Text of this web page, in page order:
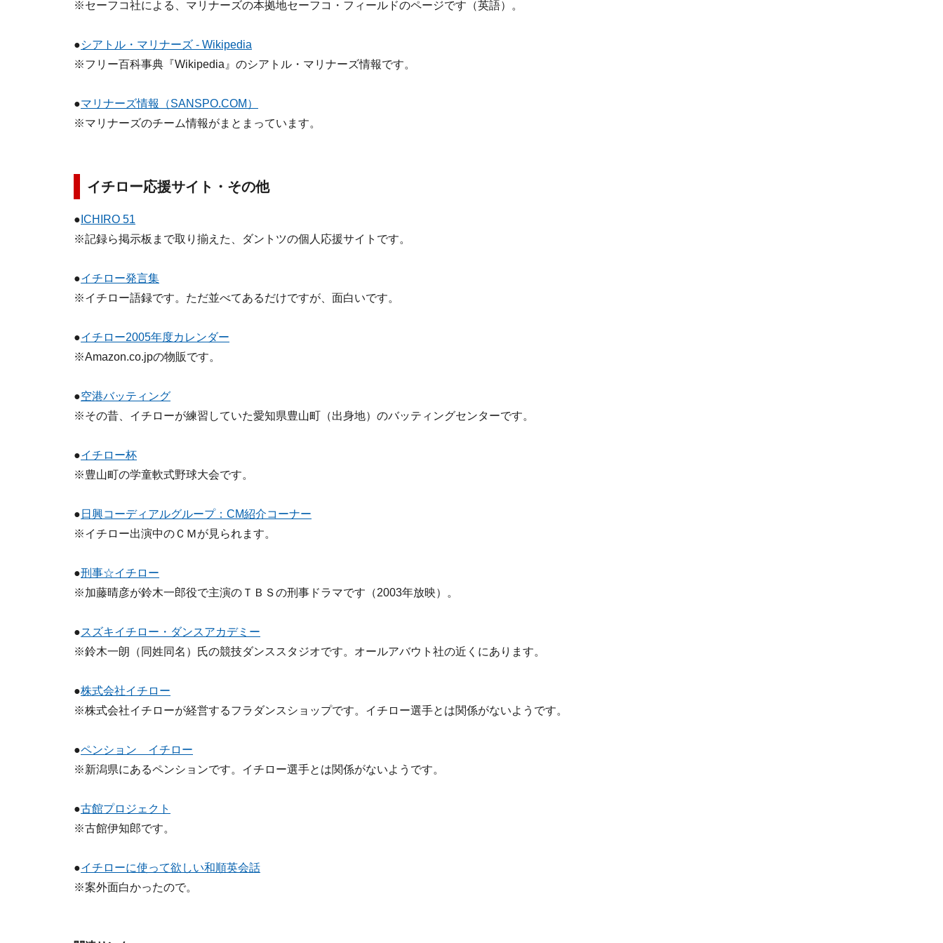
※セーフコ社による、マリナーズの本拠地セーフコ・フィールドのページです（英語）。
●シアトル・マリナーズ - Wikipedia
※フリー百科事典『Wikipedia』のシアトル・マリナーズ情報です。
●マリナーズ情報（SANSPO.COM）
※マリナーズのチーム情報がまとまっています。
イチロー応援サイト・その他
● ICHIRO 51
※記録ら掲示板まで取り揃えた、ダントツの個人応援サイトです。
●イチロー発言集
※イチロー語録です。ただ並べてあるだけですが、面白いです。
●イチロー2005年度カレンダー
※Amazon.co.jpの物販です。
●空港バッティング
※その昔、イチローが練習していた愛知県豊山町（出身地）のバッティングセンターです。
●イチロー杯
※豊山町の学童軟式野球大会です。
● 日興コーディアルグループ：CM紹介コーナー
※イチロー出演中のＣＭが見られます。
●刑事☆イチロー
※加藤晴彦が鈴木一郎役で主演のＴＢＳの刑事ドラマです（2003年放映）。
●スズキイチロー・ダンスアカデミー
※鈴木一朗（同姓同名）氏の競技ダンススタジオです。オールアバウト社の近くにあります。
●株式会社イチロー
※株式会社イチローが経営するフラダンスショップです。イチロー選手とは関係がないようです。
●ペンション イチロー
※新潟県にあるペンションです。イチロー選手とは関係がないようです。
●古館プロジェクト
※古館伊知郎です。
●イチローに使って欲しい和順英会話
※案外面白かったので。